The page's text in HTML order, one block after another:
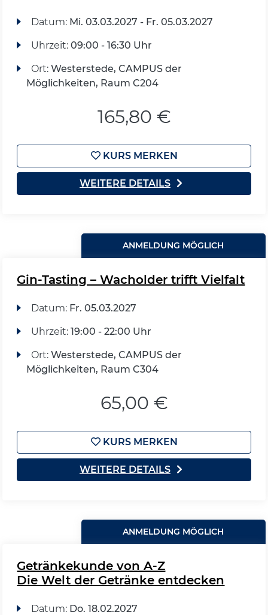
Datum: Mi. 03.03.2027 - Fr. 05.03.2027
Uhrzeit: 09:00 - 16:30 Uhr
Ort: Westerstede, CAMPUS der
Möglichkeiten, Raum C204
165,80 €
KURS MERKEN
WEITERE DETAILS
ANMELDUNG MÖGLICH
Gin-Tasting – Wacholder trifft Vielfalt
Datum: Fr. 05.03.2027
Uhrzeit: 19:00 - 22:00 Uhr
Ort: Westerstede, CAMPUS der
Möglichkeiten, Raum C304
65,00 €
KURS MERKEN
WEITERE DETAILS
ANMELDUNG MÖGLICH
Getränkekunde von A-Z
Die Welt der Getränke entdecken
Datum: Do. 18.02.2027